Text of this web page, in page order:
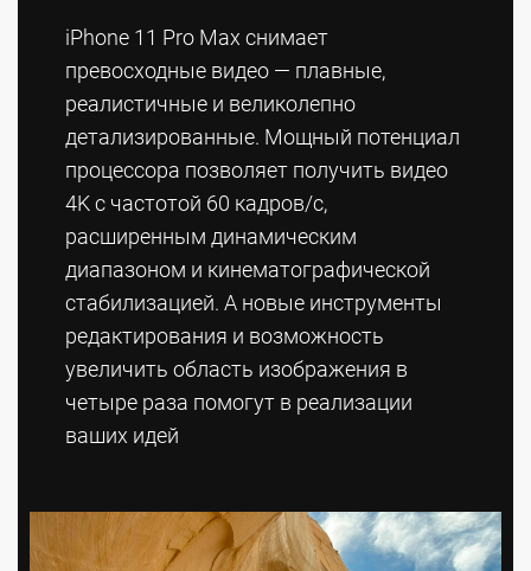
iPhone 11 Pro Max снимает
превосходные видео — плавные,
реалистичные и великолепно
детализированные. Мощный потенциал
процессора позволяет получить видео
4K с частотой 60 кадров/с,
расширенным динамическим
диапазоном и кинемато­графической
стабилизацией. А новые инструменты
редактирования и возмож­ность
увеличить область изображения в
четыре раза помогут в реализации
ваших идей